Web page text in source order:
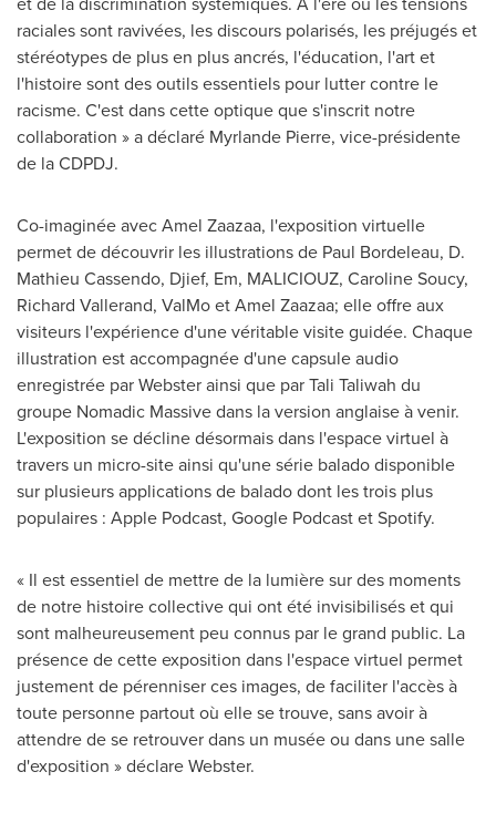
raciales sont ravivées, les discours polarisés, les préjugés et
stéréotypes de plus en plus ancrés, l'éducation, l'art et
l'histoire sont des outils essentiels pour lutter contre le
racisme. C'est dans cette optique que s'inscrit notre
collaboration » a déclaré Myrlande Pierre, vice-présidente
de la CDPDJ.
Co-imaginée avec Amel Zaazaa, l'exposition virtuelle
permet de découvrir les illustrations de Paul Bordeleau, D.
Mathieu Cassendo, Djief, Em, MALICIOUZ, Caroline Soucy,
Richard Vallerand, ValMo et Amel Zaazaa; elle offre aux
visiteurs l'expérience d'une véritable visite guidée. Chaque
illustration est accompagnée d'une capsule audio
enregistrée par Webster ainsi que par Tali Taliwah du
groupe Nomadic Massive dans la version anglaise à venir.
L'exposition se décline désormais dans l'espace virtuel à
travers un micro-site ainsi qu'une série balado disponible
sur plusieurs applications de balado dont les trois plus
populaires : Apple Podcast, Google Podcast et Spotify.
« Il est essentiel de mettre de la lumière sur des moments
de notre histoire collective qui ont été invisibilisés et qui
sont malheureusement peu connus par le grand public. La
présence de cette exposition dans l'espace virtuel permet
justement de pérenniser ces images, de faciliter l'accès à
toute personne partout où elle se trouve, sans avoir à
attendre de se retrouver dans un musée ou dans une salle
d'exposition » déclare Webster.